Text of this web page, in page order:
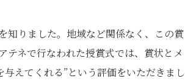
知りました。地域など関係なく、この賞
テネで行なわれた授賞式では、賞状とメ
えてくれる”という評価をいただきまし